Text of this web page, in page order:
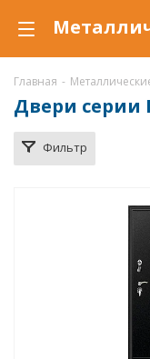
Главная -
Двери
Фильтр